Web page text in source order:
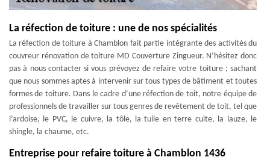
La réfection de toiture : une de nos spécialités
La réfection de toiture à Chamblon fait partie intégrante des activités du
couvreur rénovation de toiture MD Couverture Zingueur. N’hésitez donc
pas à nous contacter si vous prévoyez de refaire votre toiture ; sachant
que nous sommes aptes à intervenir sur tous types de bâtiment et toutes
formes de toiture. Dans le cadre d’une réfection de toit, notre équipe de
professionnels de travailler sur tous genres de revêtement de toit, tel que
l’ardoise, le PVC, le cuivre, la tôle, la tuile en terre cuite, la lauze, le
shingle, la chaume, etc.
Entreprise pour refaire toiture à Chamblon 1436